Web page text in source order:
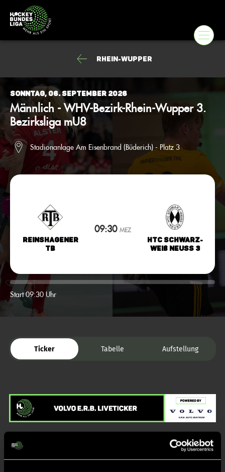
Rhein-Wupper
Sonntag, 06. September 2026
Männlich - WHV-Bezirk-Rhein-Wupper 3.
Bezirksliga mU8
Stadionanlage Am Eisenbrand (Büderich) - Platz 3
Reinshagener
TB
09:30 MEZ
HTC Schwarz-
Weiß Neuss 3
Start 09:30 Uhr
Ticker Tabelle Aufstellung
Liveticker